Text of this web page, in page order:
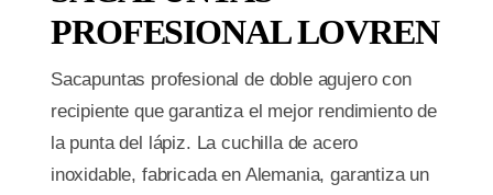
PROFESIONAL LOVREN
Sacapuntas profesional de doble agujero con
recipiente que garantiza el mejor rendimiento de
la punta del lápiz. La cuchilla de acero
inoxidable, fabricada en Alemania, garantiza un